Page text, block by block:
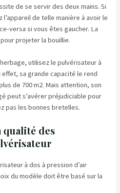
de se servir des deux mains. Si
de telle manière à avoir le
versa si vous êtes gaucher. La
projeter la bouillie.
utilisez le pulvérisateur à
sa grande capacité le rend
de 700 m2. Mais attention, son
peut s’avérer préjudiciable pour
pas les bonnes bretelles.
des
à dos à pression d’air
du modèle doit être basé sur la